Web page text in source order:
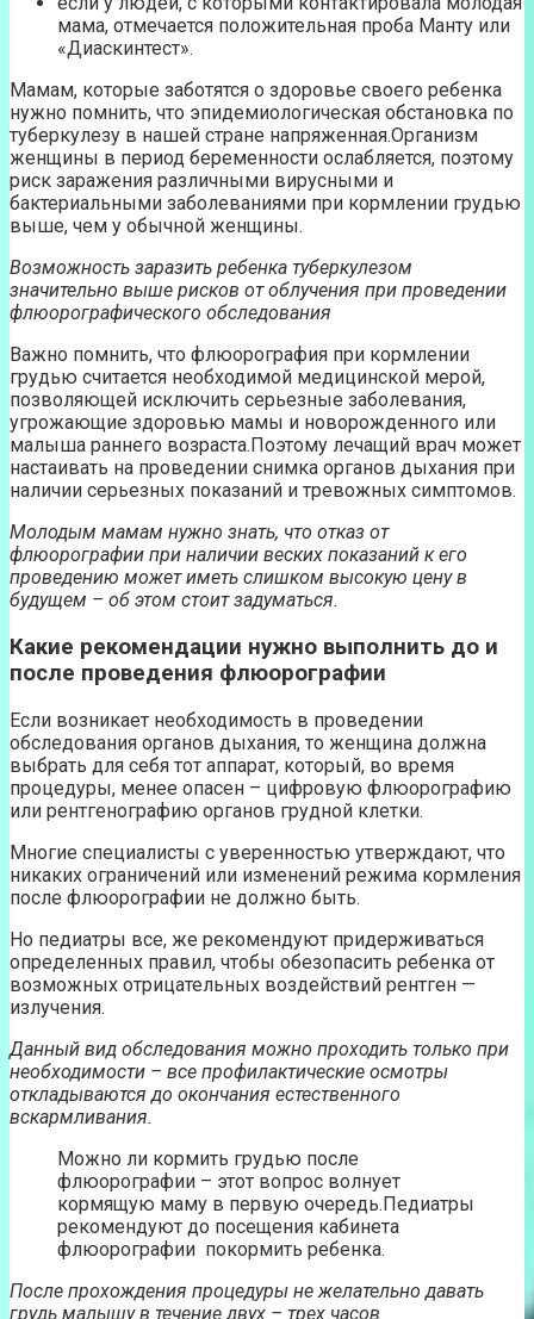
мама, отмечается положительная проба Манту или
«Диаскинтест».
Мамам, которые заботятся о здоровье своего ребенка
нужно помнить, что эпидемиологическая обстановка по
туберкулезу в нашей стране напряженная.Организм
женщины в период беременности ослабляется, поэтому
риск заражения различными вирусными и
бактериальными заболеваниями при кормлении грудью
выше, чем у обычной женщины.
Возможность заразить ребенка туберкулезом
значительно выше рисков от облучения при проведении
флюорографического обследования
Важно помнить, что флюорография при кормлении
грудью считается необходимой медицинской мерой,
позволяющей исключить серьезные заболевания,
угрожающие здоровью мамы и новорожденного или
малыша раннего возраста.Поэтому лечащий врач может
настаивать на проведении снимка органов дыхания при
наличии серьезных показаний и тревожных симптомов.
Молодым мамам нужно знать, что отказ от
флюорографии при наличии веских показаний к его
проведению может иметь слишком высокую цену в
будущем – об этом стоит задуматься.
Какие рекомендации нужно выполнить до и
после проведения флюорографии
Если возникает необходимость в проведении
обследования органов дыхания, то женщина должна
выбрать для себя тот аппарат, который, во время
процедуры, менее опасен – цифровую флюорографию
или рентгенографию органов грудной клетки.
Многие специалисты с уверенностью утверждают, что
никаких ограничений или изменений режима кормления
после флюорографии не должно быть.
Но педиатры все, же рекомендуют придерживаться
определенных правил, чтобы обезопасить ребенка от
возможных отрицательных воздействий рентген —
излучения.
Данный вид обследования можно проходить только при
необходимости – все профилактические осмотры
откладываются до окончания естественного
вскармливания.
Можно ли кормить грудью после
флюорографии – этот вопрос волнует
кормящую маму в первую очередь.Педиатры
рекомендуют до посещения кабинета
флюорографии покормить ребенка.
После прохождения процедуры не желательно давать
грудь малышу в течение двух – трех часов